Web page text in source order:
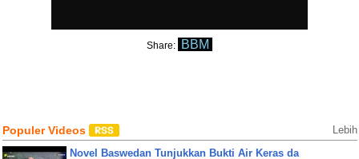
Share: BBM
Populer Videos Lebih
Novel Baswedan Tunjukkan Bukti Air Keras da